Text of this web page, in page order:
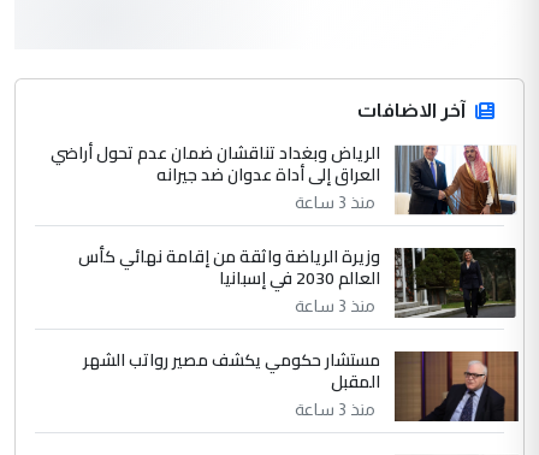
جنسية الرافد الثالث للعراق ومن اصول عريقة
ابا فرات ...
الموضوع :
الجواهري يرد على صدام حسين سل
مضجعيك يابن الزنا (نص كامل)
سردار
التعليق : واحد من عصابة علي ماما يسقط
جنسية الرافد الثالث للعراق ومن اصول عريقة
ابا فرات ...
الموضوع :
الجواهري يرد على صدام حسين سل
مضجعيك يابن الزنا (نص كامل)
آخر الاضافات
الرياض وبغداد تناقشان ضمان عدم تحول أراضي
العراق إلى أداة عدوان ضد جيرانه
منذ 3 ساعة
وزيرة الرياضة واثقة من إقامة نهائي كأس
العالم 2030 في إسبانيا
منذ 3 ساعة
مستشار حكومي يكشف مصير رواتب الشهر
المقبل
منذ 3 ساعة